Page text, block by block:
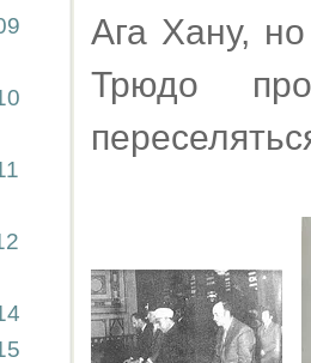
Ага Хану,
Трюдо